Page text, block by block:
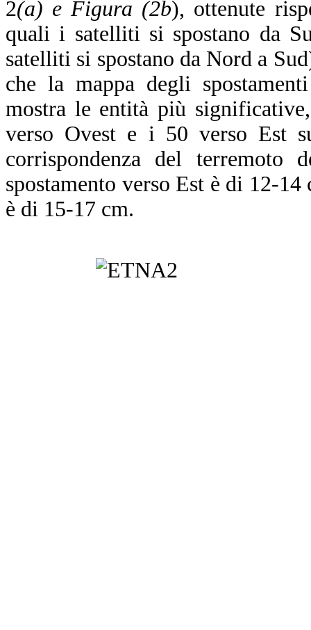
2(a) e Figura (2b), ottenute
quali i satelliti si spostano da
satelliti si spostano da Nord a
che la mappa degli
mostra le entità più
verso Ovest e i 50 verso Est
corrispondenza del
spostamento verso Est è di 12-
è di 15-17 cm.